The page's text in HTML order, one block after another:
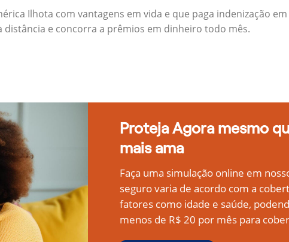
Ilhota com vantagens em vida e que paga indenização
distância e concorra a prêmios em dinheiro todo mês.
Proteja Agora mesmo
mais ama
Faça uma simulação online em
seguro varia de acordo com a
fatores como idade e saúde,
menos de R$ 20 por mês para